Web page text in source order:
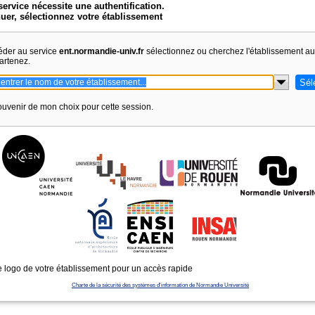
nécessite une authentification.
sélectionnez votre établissement
au service ent.normandie-univ.fr sélectionnez ou cherchez l'établissement
de mon choix pour cette session.
logo de votre établissement pour un accès rapide
Charte de la sécurité des systèmes d'information de Normandie Université